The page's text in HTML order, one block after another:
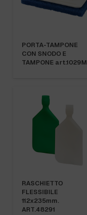
PORTA-TAMPONE
CON SNODO E
TAMPONE art.1029M
RASCHIETTO
FLESSIBILE
112x235mm.
ART.48291